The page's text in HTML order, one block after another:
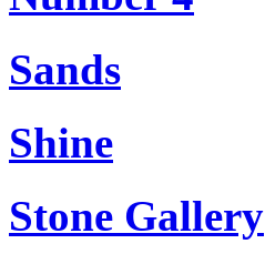
Sands
Shine
Stone Gallery